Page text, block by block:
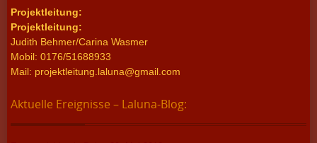
Projektleitung:
Projektleitung:
Judith Behmer/Carina Wasmer
Mobil: 0176/51688933
Mail: projektleitung.laluna@gmail.com
Aktuelle Ereignisse – Laluna-Blog: